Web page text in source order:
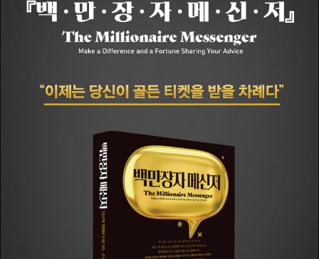
아카데미(High Performance Academy)를 설립해 사람들의 성취
와 자기계발을 돕고 있다. 웹사이트 Brendon.com을 운영하고 있
라》 《충전》 《골든 티켓》 등이 있으며, 이 책들은 모두 〈뉴욕타임스〉
〈USA투데이〉 〈월스트리트 저널〉 등에서 베스트셀러 1위를 기록했